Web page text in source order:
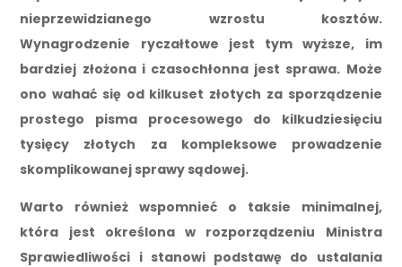
nieprzewidzianego wzrostu kosztów.
Wynagrodzenie ryczałtowe jest tym wyższe, im
bardziej złożona i czasochłonna jest sprawa. Może
ono wahać się od kilkuset złotych za sporządzenie
prostego pisma procesowego do kilkudziesięciu
tysięcy złotych za kompleksowe prowadzenie
skomplikowanej sprawy sądowej.
Warto również wspomnieć o taksie minimalnej,
która jest określona w rozporządzeniu Ministra
Sprawiedliwości i stanowi podstawę do ustalania